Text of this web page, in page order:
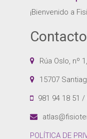
¡Bienvenido a
Contacto
Rúa Oslo, nº
15707
981 94 18 51
POLÍTICA DE